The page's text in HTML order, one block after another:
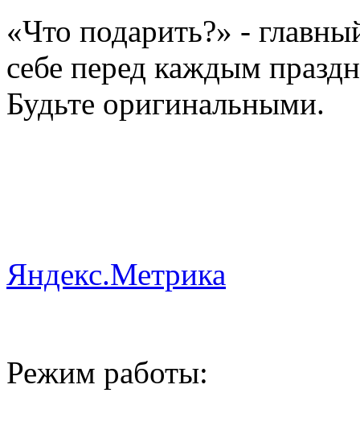
«Что подарить?» -
себе перед каждым
Будьте оригинальными.
Яндекс.Метрика
Режим работы: